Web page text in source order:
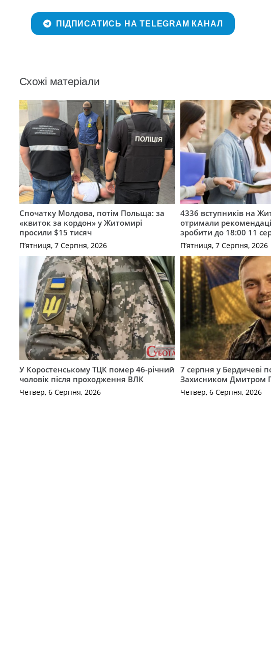
ПІДПИСАТИСЬ НА TELEGRAM КАНАЛ
Схожі матеріали
Спочатку Молдова, потім Польща: за
«квиток за кордон» у Житомирі
просили $15 тисяч
П’ятниця, 7 Серпня, 2026
4336 вступників на
отримали
зробити до 18:00 11
П’ятниця, 7 Серпня, 2026
У Коростенському ТЦК помер 46-річний
чоловік після проходження ВЛК
Четвер, 6 Серпня, 2026
7 серпня у Бердичеві
Захисником Дмитром
Четвер, 6 Серпня, 2026